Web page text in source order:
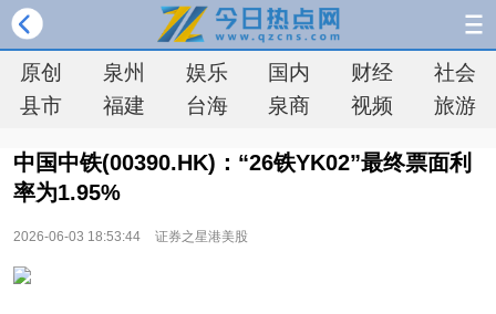
原创 泉州 娱乐 国内 财经
社会
县市
福建 台海 泉商 视频 旅游
中国中铁(00390.HK)：“26铁YK02”最终票面利
率为1.95%
2026-06-03 18:53:44 证券之星港美股